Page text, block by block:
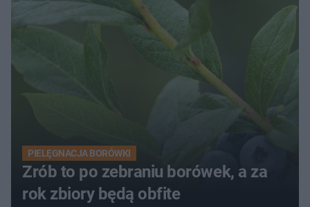
PIELĘGNACJA BORÓWKI
Zrób to po zebraniu borówek, a za
rok zbiory będą obfite